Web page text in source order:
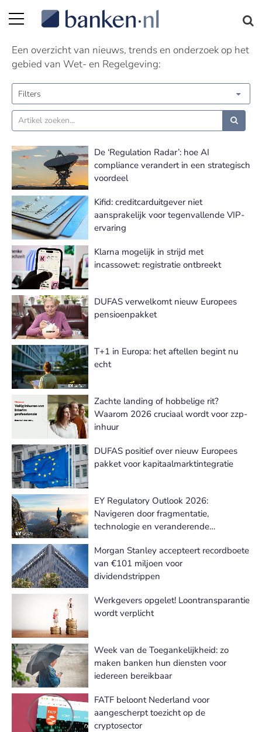
Wet- en Regelgeving nieuws | Pagina 2
Een overzicht van nieuws, trends en onderzoek op het
gebied van Wet- en Regelgeving:
Filters
De ‘Regulation Radar’: hoe AI
compliance verandert in een strategisch
voordeel
Kifid: creditcarduitgever niet
aansprakelijk voor tegenvallende VIP-
ervaring
Klarna mogelijk in strijd met
incassowet: registratie ontbreekt
DUFAS verwelkomt nieuw Europees
pensioenpakket
T+1 in Europa: het aftellen begint nu
echt
Zachte landing of hobbelige rit?
Waarom 2026 cruciaal wordt voor zzp-
inhuur
DUFAS positief over nieuw Europees
pakket voor kapitaalmarktintegratie
EY Regulatory Outlook 2026:
Navigeren door fragmentatie,
technologie en veranderende
Morgan Stanley accepteert recordboete
van €101 miljoen voor
dividendstrippen
Werkgevers opgelet! Loontransparantie
wordt verplicht
Week van de Toegankelijkheid: zo
maken banken hun diensten voor
iedereen bereikbaar
FATF beloont Nederland voor
aangescherpt toezicht op de
cryptosector